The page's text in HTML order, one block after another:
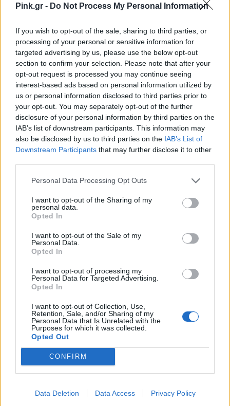
Pink.gr - Do Not Process My Personal Information
If you wish to opt-out of the sale, sharing to third parties, or
processing of your personal or sensitive information for
targeted advertising by us, please use the below opt-out
section to confirm your selection. Please note that after your
opt-out request is processed you may continue seeing
interest-based ads based on personal information utilized by
us or personal information disclosed to third parties prior to
your opt-out. You may separately opt-out of the further
disclosure of your personal information by third parties on the
IAB’s list of downstream participants. This information may
also be disclosed by us to third parties on the IAB’s List of
Downstream Participants that may further disclose it to other
Personal Data Processing Opt Outs
I want to opt-out of the Sharing of my
personal data.
Opted In
I want to opt-out of the Sale of my
Personal Data.
Opted In
I want to opt-out of processing my
Personal Data for Targeted Advertising.
Opted In
I want to opt-out of Collection, Use,
Retention, Sale, and/or Sharing of my
Personal Data that Is Unrelated with the
Purposes for which it was collected.
Opted Out
CONFIRM
Data Deletion Data Access Privacy Policy
Ακολουθήστε το Pink.gr στο
μάθετε πρώτοιτα πιο hot νέα .
Ακολουθήστε το Pink.gr και στο
ΔΙΑΦΗΜΙΣΗ